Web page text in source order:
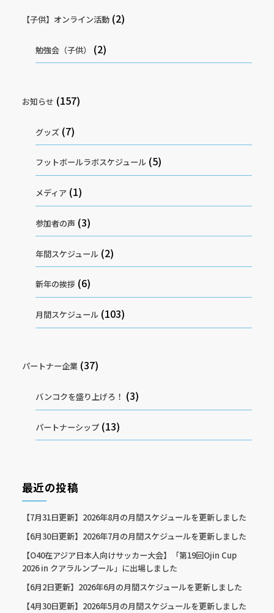
【子供】オンライン活動(2)
勉強会（子供） (2)
お知らせ (157)
グッズ (7)
フットボールラボスケジュール (5)
メディア (1)
参加者の声 (3)
年間スケジュール (2)
新年の挨拶 (6)
月間スケジュール (103)
パートナー企業 (37)
バンコクを盛り上げろ！ (3)
パートナーシップ (13)
最近の投稿
【7月31日更新】2026年8月の月間スケジュールを更新しました
【6月30日更新】2026年7月の月間スケジュールを更新しました
【O40在アジア日本人向けサッカー大会】「第19回Ojin Cup
2026 in クアラルンプール」に出場しました
【6月2日更新】2026年6月の月間スケジュールを更新しました
【4月30日更新】2026年5月の月間スケジュールを更新しました